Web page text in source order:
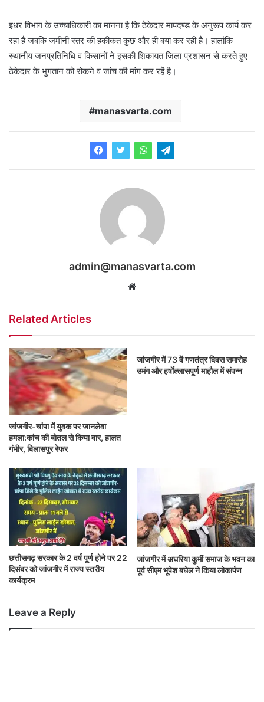
इधर विभाग के उच्चाधिकारी का मानना है कि ठेकेदार मापदण्ड के अनुरूप कार्य कर
रहा है जबकि जमीनी स्तर की हकीकत कुछ और ही बयां कर रही है। हालांकि
स्थानीय जनप्रतिनिधि व किसानों ने इसकी शिकायत जिला प्रशासन से करते हुए
ठेकेदार के भुगतान को रोकने व जांच की मांग कर रहें है।
manasvarta.com
admin@manasvarta.com
Website
Related Articles
जांजगीर-चांपा में युवक पर जानलेवा
हमला:कांच की बोतल से किया वार, हालत
गंभीर, बिलासपुर रेफर
जांजगीर में 73 वें गणतंत्र दिवस समारोह
उमंग और हर्षाेल्लासपूर्ण माहौल में संपन्न
छत्तीसगढ़ सरकार के 2 वर्ष पूर्ण होने पर 22
दिसंबर को जांजगीर में राज्य स्तरीय
कार्यक्रम
जांजगीर में अघरिया कुर्मी समाज के भवन का
पूर्व सीएम भूपेश बघेल ने किया लोकार्पण
Leave a Reply